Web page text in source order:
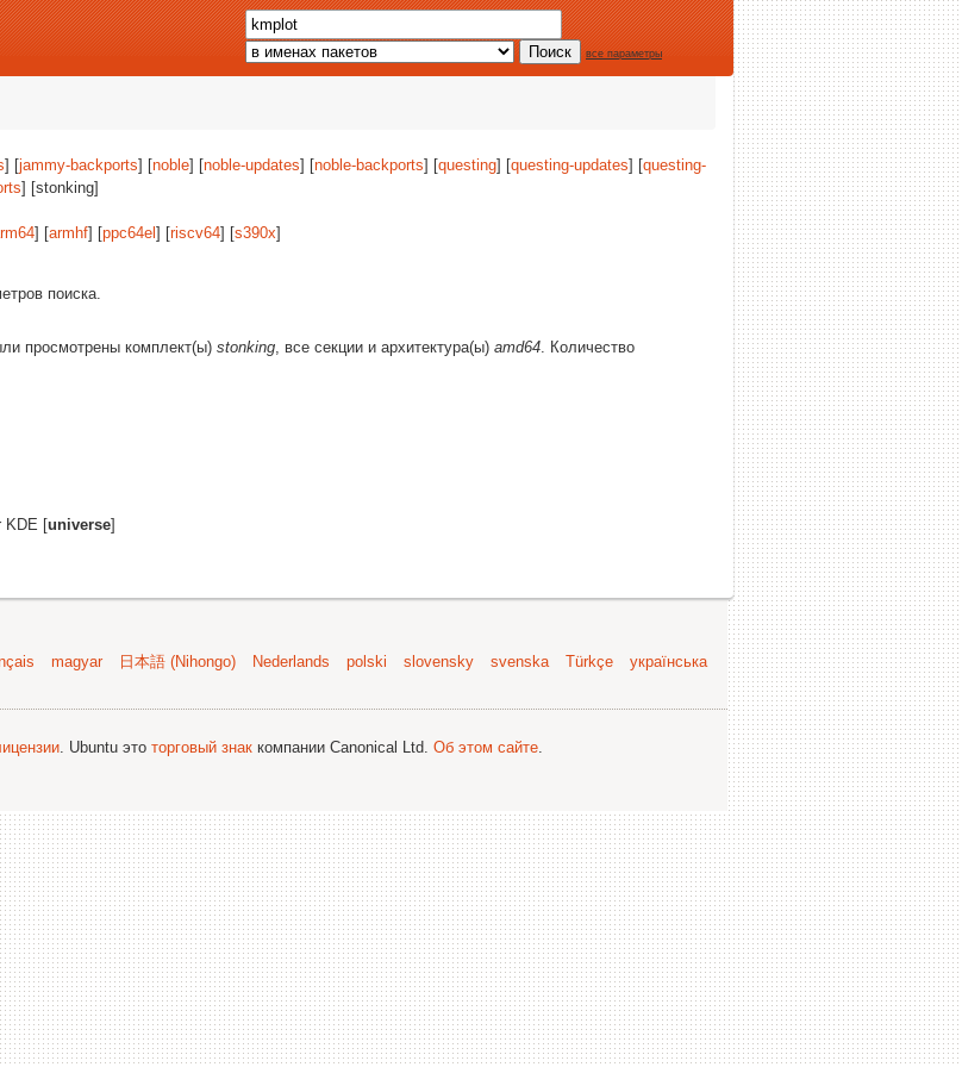
все параметры
] [jammy-backports] [noble] [noble-updates] [noble-backports] [questing] [questing-updates] [questing-
] [stonking]
] [armhf] [ppc64el ] [riscv64] [s390x]
поиска.
просмотрены комплект(ы) stonking, все секции и архитектура(ы) amd64. Количество
KDE [universe]
magyar 日本語 (Nihongo) Nederlands polski slovensky svenska Türkçe
українська
. Ubuntu это торговый знак компании Canonical Ltd. Об этом сайте